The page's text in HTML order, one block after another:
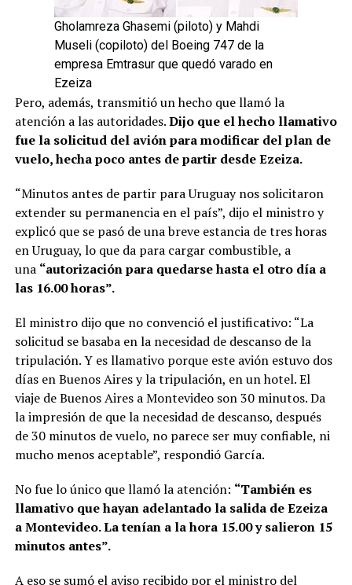
Gholamreza Ghasemi (piloto) y Mahdi
Museli (copiloto) del Boeing 747 de la
empresa Emtrasur que quedó varado en
Ezeiza
Pero, además, transmitió un hecho que llamó la
atención a las autoridades.Dijo que el hecho llamativo
fue la solicitud del avión para modificar del plan de
vuelo, hecha poco antes de partir desde Ezeiza.
“Minutos antes de partir para Uruguay nos solicitaron
extender su permanencia en el país”, dijo el ministro y
explicó que se pasó de una breve estancia de tres horas
en Uruguay, lo que da para cargar combustible, a
una “autorización para quedarse hasta el otro día a
las 16.00 horas”.
El ministro dijo que no convenció el justificativo: “La
solicitud se basaba en la necesidad de descanso de la
tripulación. Y es llamativo porque este avión estuvo dos
días en Buenos Aires y la tripulación, en un hotel. El
viaje de Buenos Aires a Montevideo son 30 minutos. Da
la impresión de que la necesidad de descanso, después
de 30 minutos de vuelo, no parece ser muy confiable, ni
mucho menos aceptable”, respondió García.
No fue lo único que llamó la atención: “También es
llamativo que hayan adelantado la salida de Ezeiza
a Montevideo. La tenían a la hora 15.00 y salieron 15
minutos antes”.
A eso se sumó el aviso recibido por el ministro del